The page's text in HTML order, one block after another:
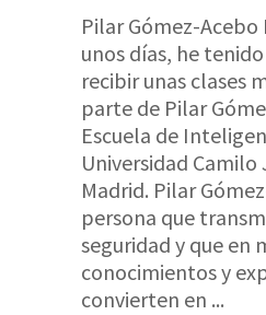
Pilar Gómez-
unos días, he
recibir unas clases
parte de Pilar
Escuela de
Universidad Camilo
Madrid. Pilar
persona que
seguridad y que en
conocimientos y
convierten en